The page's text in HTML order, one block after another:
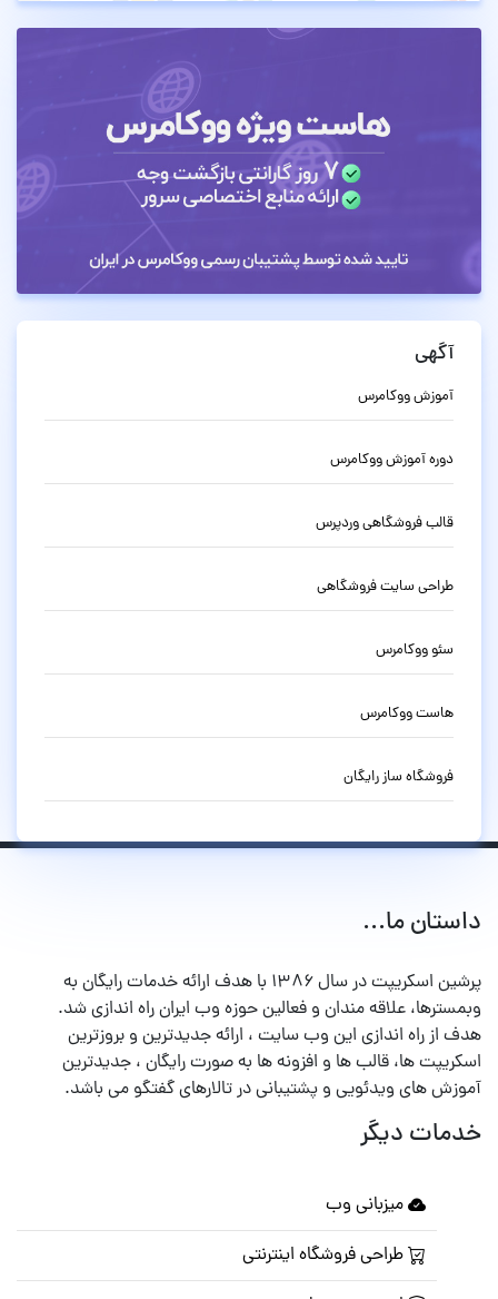
آگهی
آموزش ووکامرس
دوره آموزش ووکامرس
قالب فروشگاهی وردپرس
طراحی سایت فروشگاهی
سئو ووکامرس
هاست ووکامرس
فروشگاه ساز رایگان
داستان ما...
پرشین اسکریپت در سال ۱۳۸۶ با هدف ارائه خدمات رایگان به
وبمسترها، علاقه مندان و فعالین حوزه وب ایران راه اندازی شد.
هدف از راه اندازی این وب سایت ، ارائه جدیدترین و بروزترین
اسکریپت ها، قالب ها و افزونه ها به صورت رایگان ، جدیدترین
آموزش های ویدئویی و پشتیبانی در تالارهای گفتگو می باشد.
خدمات دیگر
میزبانی وب
طراحی فروشگاه اینترنتی